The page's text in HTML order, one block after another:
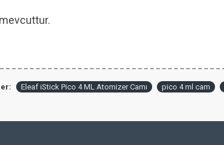
Eleaf iStick Pico 4 ML Atomizer Camı pico 4 ml cam